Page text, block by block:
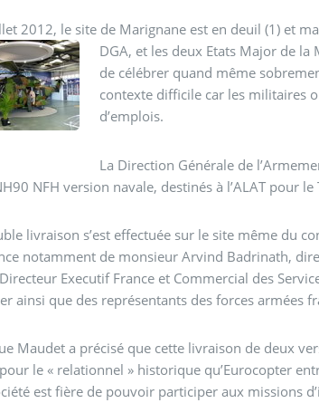
DGA, et les deux Etats Major de
de célébrer quand même
contexte difficile car les militaires
d’emplois.
La Direction Générale de
NFH version navale, destinés à l’ALAT pour
livraison s’est effectuée sur le site même du
notamment de monsieur Arvind Badrinath,
ainsi que des représentants des forces armées
Maudet a précisé que cette livraison de deux
le « relationnel » historique qu’Eurocopter
est fière de pouvoir participer aux missions